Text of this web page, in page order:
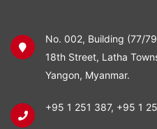
No. 002, Building (77/
18th Street, Latha
Yangon, Myanmar.
+95 1 251 387, +95 1